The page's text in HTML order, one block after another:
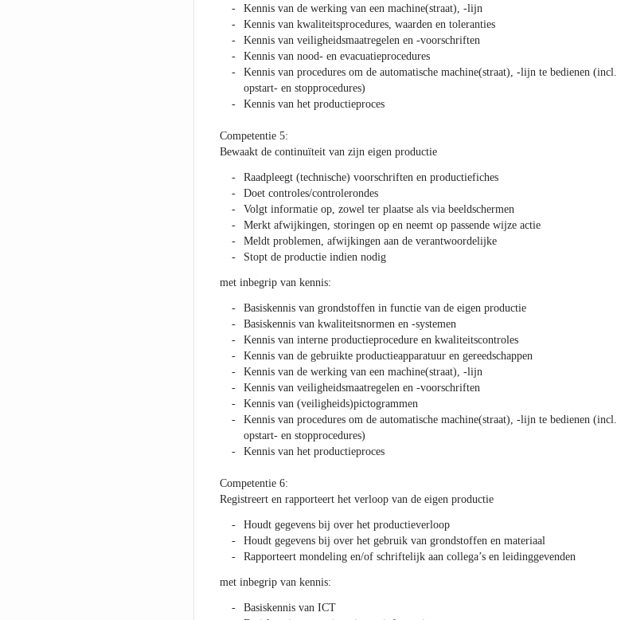
Kennis van de werking van een machine(straat), -lijn
Kennis van kwaliteitsprocedures, waarden en toleranties
Kennis van veiligheidsmaatregelen en -voorschriften
Kennis van nood- en evacuatieprocedures
Kennis van procedures om de automatische machine(straat), -lijn te bedienen (incl.
opstart- en stopprocedures)
Kennis van het productieproces
Competentie 5:
Bewaakt de continuïteit van zijn eigen productie
Raadpleegt (technische) voorschriften en productiefiches
Doet controles/controlerondes
Volgt informatie op, zowel ter plaatse als via beeldschermen
Merkt afwijkingen, storingen op en neemt op passende wijze actie
Meldt problemen, afwijkingen aan de verantwoordelijke
Stopt de productie indien nodig
met inbegrip van kennis:
Basiskennis van grondstoffen in functie van de eigen productie
Basiskennis van kwaliteitsnormen en -systemen
Kennis van interne productieprocedure en kwaliteitscontroles
Kennis van de gebruikte productieapparatuur en gereedschappen
Kennis van de werking van een machine(straat), -lijn
Kennis van veiligheidsmaatregelen en -voorschriften
Kennis van (veiligheids)pictogrammen
Kennis van procedures om de automatische machine(straat), -lijn te bedienen (incl.
opstart- en stopprocedures)
Kennis van het productieproces
Competentie 6:
Registreert en rapporteert het verloop van de eigen productie
Houdt gegevens bij over het productieverloop
Houdt gegevens bij over het gebruik van grondstoffen en materiaal
Rapporteert mondeling en/of schriftelijk aan collega’s en leidinggevenden
met inbegrip van kennis:
Basiskennis van ICT